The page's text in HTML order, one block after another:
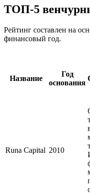
ТОП-5
Рейтинг составлен на
финансовый год.
Название
Год
основания
Runa Capital 2010